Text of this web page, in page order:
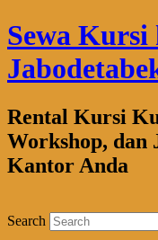
Sewa
Rental Kursi
Workshop, dan
Kantor Anda
Search